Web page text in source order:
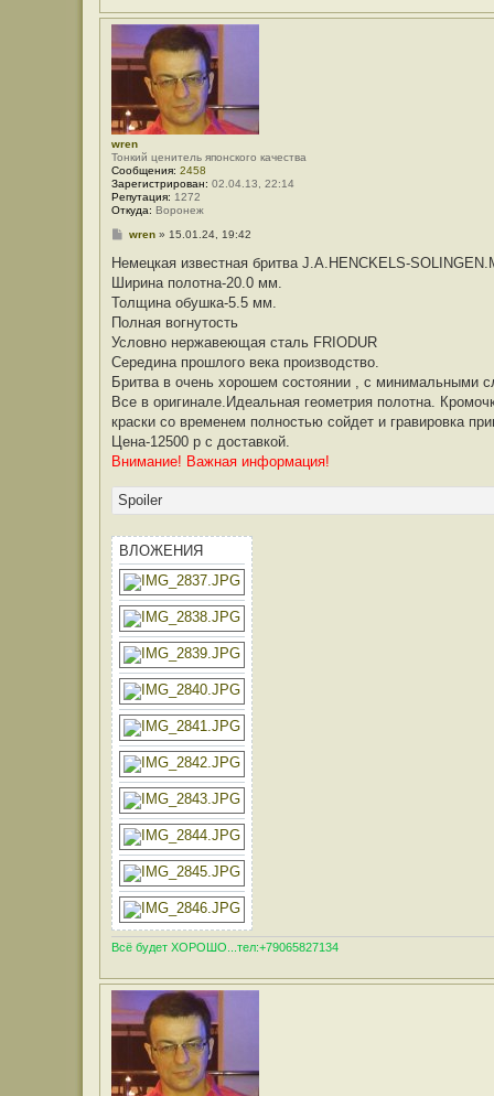
wren
Тонкий ценитель японского качества
Сообщения: 2458
Зарегистрирован: 02.04.13, 22:14
Репутация: 1272
Откуда: Воронеж
С
о
щ
е
и
е
wren» 15.01.24, 19:42
Немецкая известная бритва J.A.HENCKELS-
Ширина полотна-20.0 мм.
Толщина обушка-5.5 мм.
Полная вогнутость
Условно нержавеющая сталь FRIODUR
Середина прошлого века производство.
Бритва в очень хорошем состоянии , с минимальными
Все в оригинале.Идеальная геометрия полотна.
краски со временем полностью сойдет и гравировка
Цена-12500 р с доставкой.
Внимание! Важная информация!
Spoiler
ВЛОЖЕНИЯ
Всё будет ХОРОШО...тел:+79065827134